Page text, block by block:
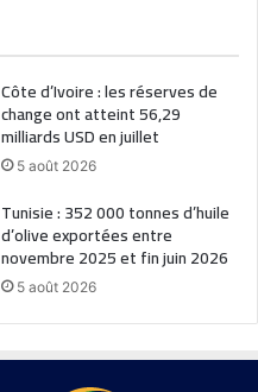
Côte d’Ivoire : les réserves de
change ont atteint 56,29
milliards USD en juillet
5 août 2026
Tunisie : 352 000 tonnes d’huile
d’olive exportées entre
novembre 2025 et fin juin 2026
5 août 2026